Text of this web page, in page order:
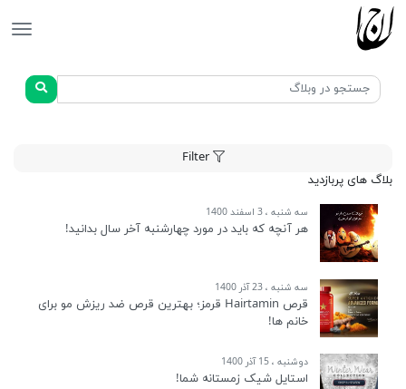
Filter
بلاگ های پربازدید
سه شنبه ، 3 اسفند 1400
هر آنچه که باید در مورد چهارشنبه آخر سال بدانید!
سه شنبه ، 23 آذر 1400
قرص Hairtamin قرمز؛ بهترین قرص ضد ریزش مو برای
خانم ها!
دوشنبه ، 15 آذر 1400
استایل شیک زمستانه شما!